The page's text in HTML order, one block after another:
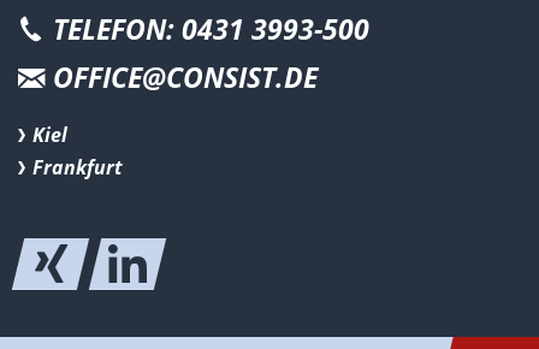
TELEFON: 0431 3993-500
OFFICE@CONSIST.DE
Kiel
Frankfurt